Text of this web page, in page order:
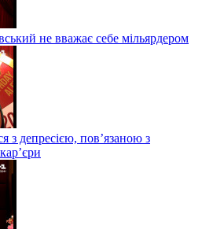
не вважає себе мільярдером
з депресією, пов’язаною з